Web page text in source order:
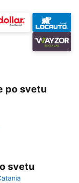
po svetu
svetu